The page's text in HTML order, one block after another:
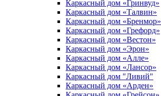
Каркасный дом «Гринвуд»
Каркасный дом «Талвин»
Каркасный дом «Бренмор»
Каркасный дом «Грефорд»
Каркасный дом «Вестон»
Каркасный дом «Эрон»
Каркасный дом «Алле»
Каркасный дом «Лансор»
Каркасный дом "Ливий"
Каркасный дом «Арден»